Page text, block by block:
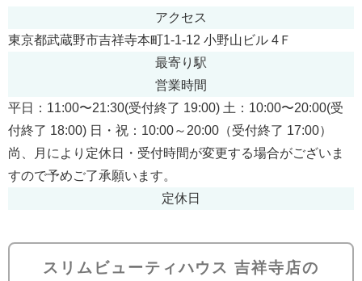
アクセス
東京都武蔵野市吉祥寺本町1-1-12 小野山ビル 4Ｆ
最寄り駅
営業時間
平日：11:00〜21:30(受付終了 19:00) 土：10:00〜20:00(受
付終了 18:00) 日・祝：10:00～20:00（受付終了 17:00）
尚、月により定休日・受付時間が変更する場合がございま
すので予めご了承願います。
定休日
スリムビューティハウス 吉祥寺店の